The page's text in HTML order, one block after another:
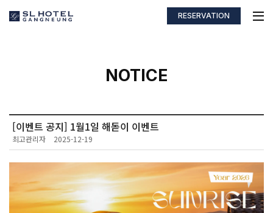
RESERVATION
NOTICE
[이벤트 공지] 1월1일 해돋이 이벤트
최고관리자 2025-12-19